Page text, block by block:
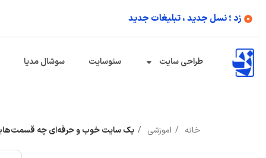
زد ؛ نسل جدید ، تبلیغات جدید
طراحی سایت سئوسایت سوشال مدیا
خانه اموزشی یک سایت خوب و حرفه‌ای چه